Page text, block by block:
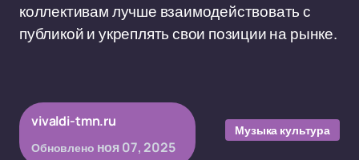
коллективам лучше взаимодействовать с
публикой и укреплять свои позиции на рынке.
vivaldi-tmn.ru
Обновлено ноя 07, 2025
Музыка культура